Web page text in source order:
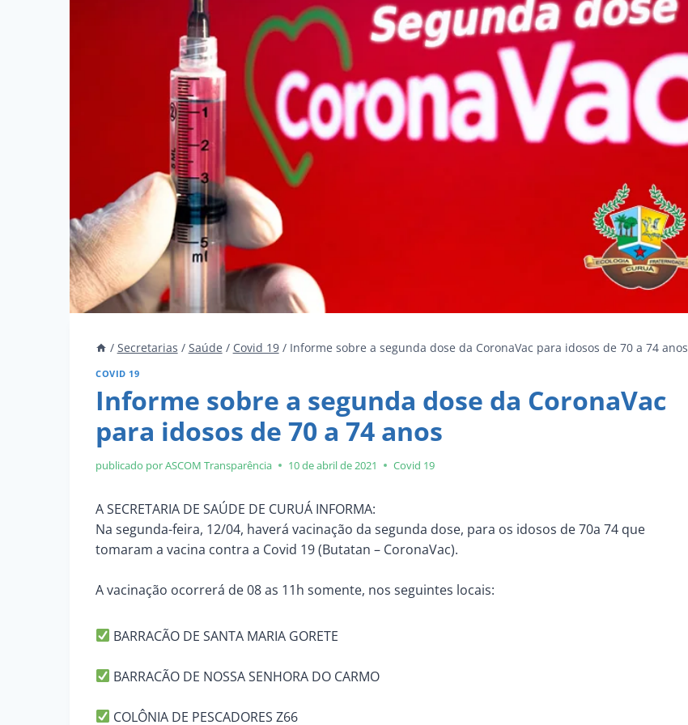
/ Secretarias / Saúde / Covid 19 / Informe sobre a segunda dose da CoronaVac para idosos de 70 a 74 anos
COVID 19
Informe sobre a segunda dose da CoronaVac
para idosos de 70 a 74 anos
publicado por ASCOM Transparência 10 de abril de 2021 Covid 19
A SECRETARIA DE SAÚDE DE CURUÁ INFORMA:
Na segunda-feira, 12/04, haverá vacinação da segunda dose, para os idosos de 70a 74 que
tomaram a vacina contra a Covid 19 (Butatan – CoronaVac).
A vacinação ocorrerá de 08 as 11h somente, nos seguintes locais:
BARRACÃO DE SANTA MARIA GORETE
BARRACÃO DE NOSSA SENHORA DO CARMO
COLÔNIA DE PESCADORES Z66